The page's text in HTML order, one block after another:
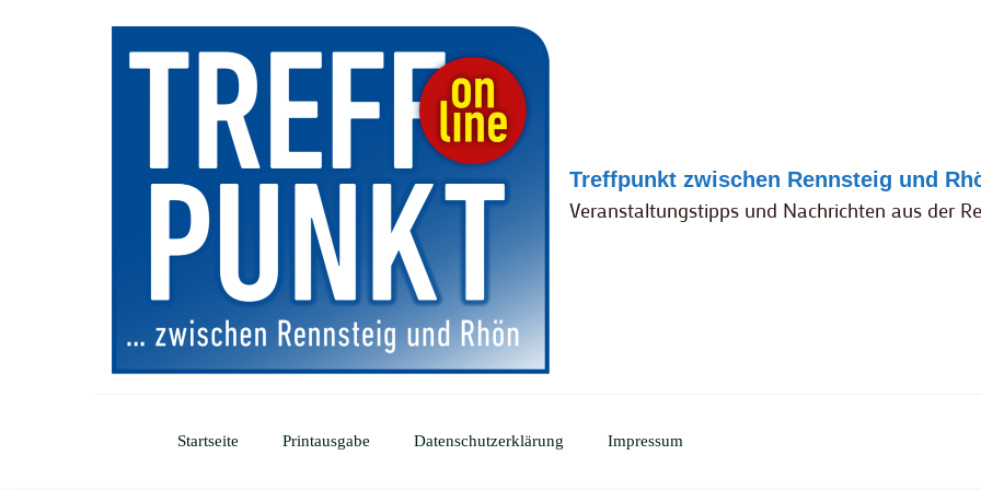
Treffpunkt zwischen Rennsteig und
Veranstaltungstipps und Nachrichten aus der
Startseite Printausgabe Datenschutzerklärung Impressum